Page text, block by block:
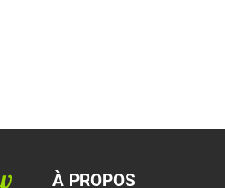
À PROPOS